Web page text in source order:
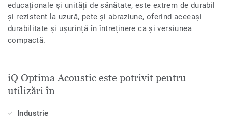
educaționale și unități de sănătate, este extrem de durabil
și rezistent la uzură, pete și abraziune, oferind aceeași
durabilitate și ușurință în întreținere ca și versiunea
compactă.
iQ Optima Acoustic este potrivit pentru
utilizări în
Industrie